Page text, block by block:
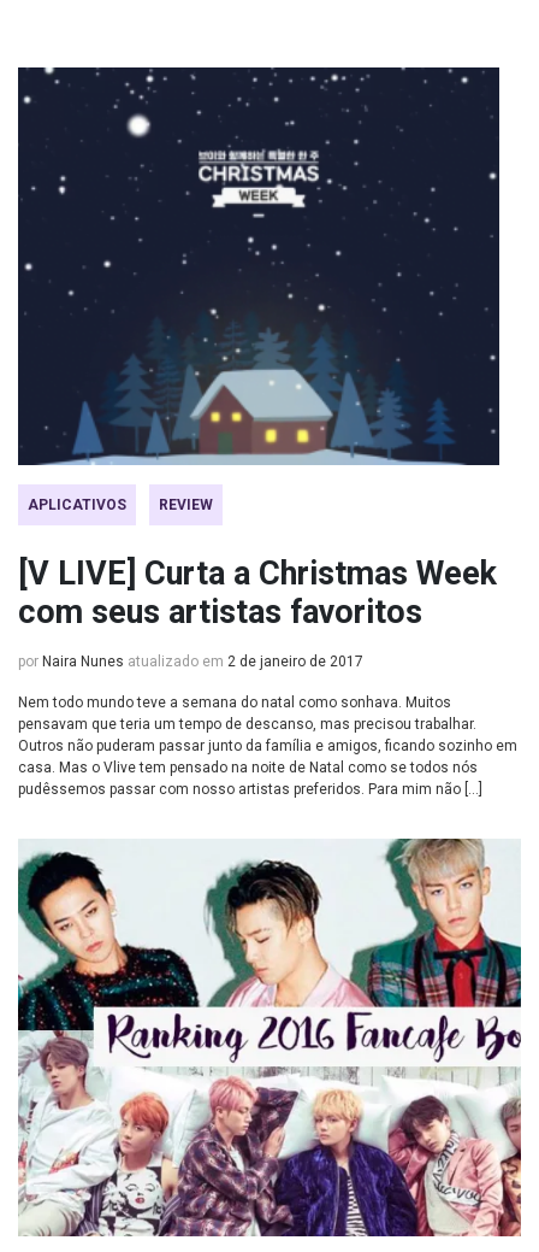
APLICATIVOS REVIEW
[V LIVE] Curta a Christmas Week
com seus artistas favoritos
por Naira Nunes atualizado em 2 de janeiro de 2017
Nem todo mundo teve a semana do natal como sonhava. Muitos
pensavam que teria um tempo de descanso, mas precisou trabalhar.
Outros não puderam passar junto da família e amigos, ficando sozinho em
casa. Mas o Vlive tem pensado na noite de Natal como se todos nós
pudêssemos passar com nosso artistas preferidos. Para mim não […]